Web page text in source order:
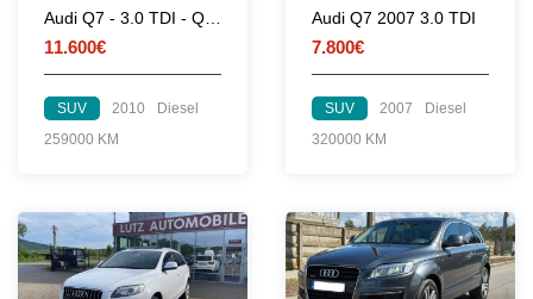
11.600€
SUV 2010
Diesel
259000 KM
Audi Q7 2007 3.0 TDI
7.800€
SUV 2007
Diesel
320000 KM